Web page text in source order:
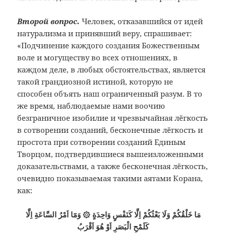
Второй вопрос.Человек, отказавшийся от идей
натурализма и принявший веру, спрашивает:
«Подчинение каждого создания Божественным
воле и могуществу во всех отношениях, в
каждом деле, в любых обстоятельствах, является
такой грандиозной истиной, которую не
способен объять наш ограниченный разум. В то
же время, наблюдаемые нами воочию
безграничное изобилие и чрезвычайная лёгкость
в сотворении созданий, бесконечные лёгкость и
простота при сотворении созданий Единым
Творцом, подтвердившиеся вышеизложенными
доказательствами, а также бесконечная лёгкость,
очевидно показываемая такими аятами Корана,
как:
مَا خَلْقُكُمْ وَلَا بَعْثُكُمْ اِلَّا كَنَفْسٍ وَاحِدَةٍ ۞ وَمَٓا اَمْرُ السَّاعَةِ اِلَّا
كَلَمْحِ الْبَصَرِ اَوْ هُوَ اَقْرَبُ